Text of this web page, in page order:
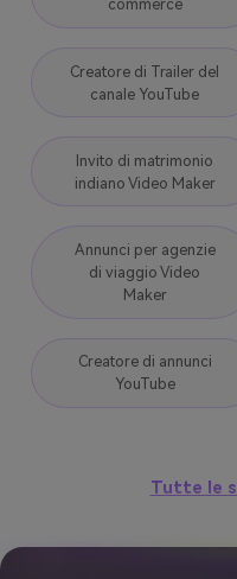
commerce
Creatore di Trailer del
canale YouTube
Invito di matrimonio
indiano Video Maker
Annunci per agenzie
di viaggio Video
Maker
Creatore di annunci
YouTube
Tutte le